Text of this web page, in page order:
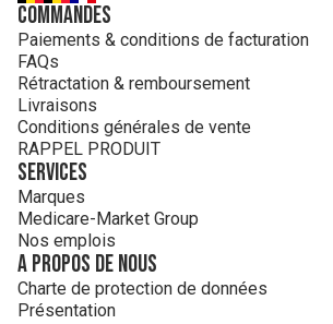
Commandes
Paiements & conditions de facturation
FAQs
Rétractation & remboursement
Livraisons
Conditions générales de vente
RAPPEL PRODUIT
Services
Marques
Medicare-Market Group
Nos emplois
A propos de nous
Charte de protection de données
Présentation